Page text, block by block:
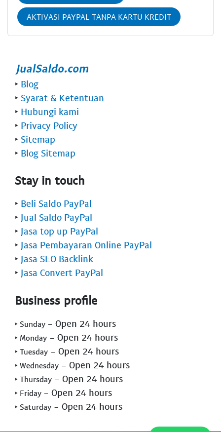
AKTIVASI PAYPAL TANPA KARTU KREDIT
‣ Blog
‣ Syarat & Ketentuan
‣ Hubungi kami
‣ Privacy Policy
‣ Sitemap
‣ Blog Sitemap
Stay in touch
‣ Beli Saldo PayPal
‣ Jual Saldo PayPal
‣ Jasa top up PayPal
‣ Jasa Pembayaran Online PayPal
‣ Jasa SEO Backlink
‣ Jasa Convert PayPal
Business profile
‣ Sunday - Open 24 hours
‣ Monday - Open 24 hours
‣ Tuesday - Open 24 hours
‣ Wednesday - Open 24 hours
‣ Thursday - Open 24 hours
‣ Friday - Open 24 hours
‣ Saturday - Open 24 hours